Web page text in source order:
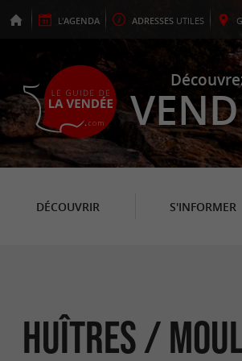
L'AGENDA ADRESSES UTILES
DÉCOUVRIR S'INFORMER
Huîtres /